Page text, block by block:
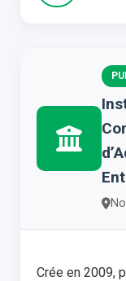
Crée en 2009,